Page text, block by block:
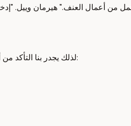
لذلك يجدر بنا التأكد من أننا متفقين جميعًا حول تعريف الشعاع على النحو الصحيح. هناك ثلاث رؤى مختلفة ولكنها مرتبطة بشكل أو بآخر بالأشعة والتي سأطلق عليها: